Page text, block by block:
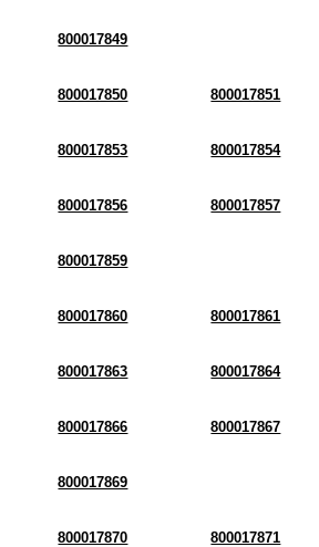
800017849
800017850 800017851
800017853 800017854
800017856 800017857
800017859
800017860 800017861
800017863 800017864
800017866 800017867
800017869
800017870 800017871